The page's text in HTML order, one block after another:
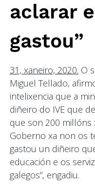
aclarar
gastou”
31, xaneiro, 2020. O
Miguel Tellado,
intelixencia que a
diñeiro do IVE que
que son 200 millóns
Goberno xa non os
gastou un diñeiro
educación e os
galegos”, engadiu.